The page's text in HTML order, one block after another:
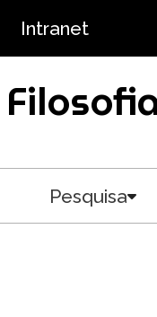
Intranet
Pesquisa